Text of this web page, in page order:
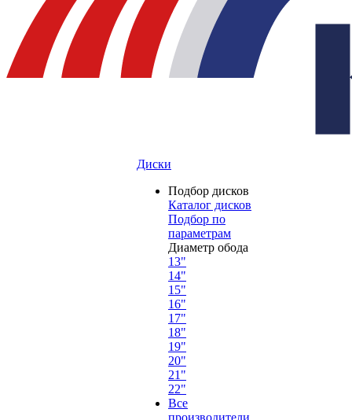
Диски
Подбор дисков
Каталог дисков
Подбор по
параметрам
Диаметр обода
13"
14"
15"
16"
17"
18"
19"
20"
21"
22"
Все
производители